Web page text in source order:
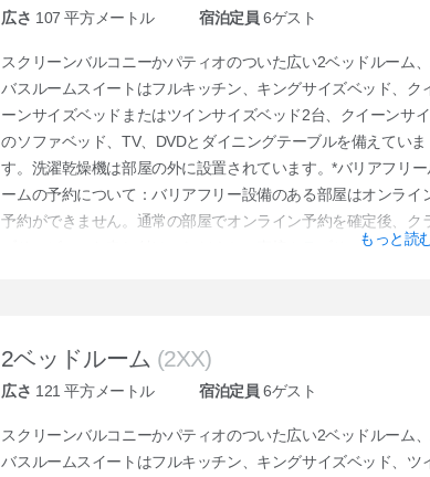
広さ 107 平方メートル 宿泊定員 6ゲスト
スクリーンバルコニーかパティオのついた広い2ベッドルーム
バスルームスイートはフルキッチン、キングサイズベッド、ク
ーンサイズベッドまたはツインサイズベッド2台、クイーンサ
のソファベッド、TV、DVDとダイニングテーブルを備えていま
す。洗濯乾燥機は部屋の外に設置されています。*バリアフリー
ームの予約について：バリアフリー設備のある部屋はオンライ
予約ができません。通常の部屋でオンライン予約を確定後、ク
ブサービスにお申し付けいただくか、直接クラブサービスに予
もっと読
2ベッドルーム (2XX)
広さ 121 平方メートル 宿泊定員 6ゲスト
スクリーンバルコニーかパティオのついた広い2ベッドルーム
バスルームスイートはフルキッチン、キングサイズベッド、ツ